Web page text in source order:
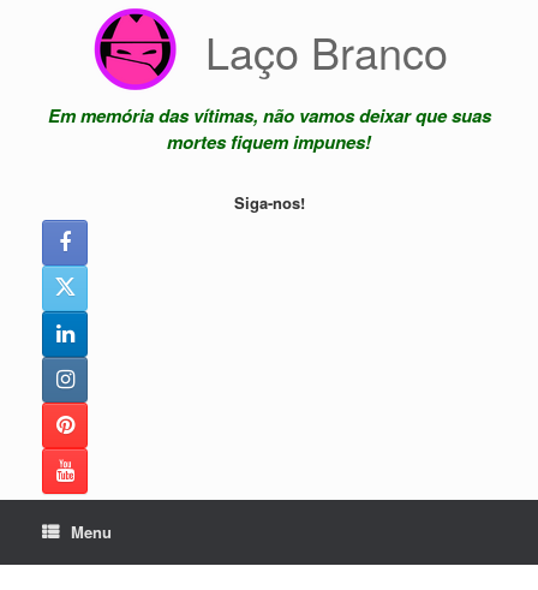
Laço Branco
Em memória das vítimas, não vamos deixar que suas
mortes fiquem impunes!
Siga-nos!
Menu